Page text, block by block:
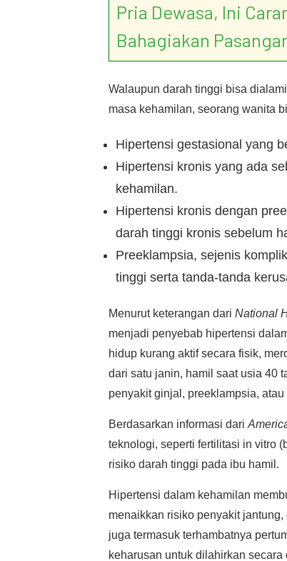
Pria Dewasa, Ini
Bahagiakan
Walaupun darah tinggi bisa
masa kehamilan, seorang wanita
Hipertensi gestasional yang
Hipertensi kronis yang ada
kehamilan.
Hipertensi kronis dengan
darah tinggi kronis sebelum
Preeklampsia, sejenis
tinggi serta tanda-tanda
Menurut keterangan dari National
menjadi penyebab hipertensi
hidup kurang aktif secara fisik,
dari satu janin, hamil saat usia 40
penyakit ginjal, preeklampsia,
Berdasarkan informasi dari
teknologi, seperti fertilitasi in vitro
risiko darah tinggi pada ibu hamil.
Hipertensi dalam kehamilan
menaikkan risiko penyakit
juga termasuk terhambatnya
keharusan untuk dilahirkan secara